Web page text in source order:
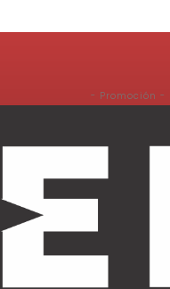
- Promoción -